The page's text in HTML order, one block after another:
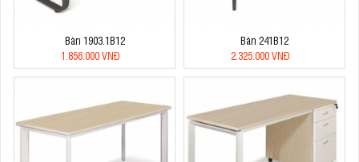
Bàn 1903.1B12
1.856.000 VNĐ
Bàn 241B12
2.325.000 VNĐ